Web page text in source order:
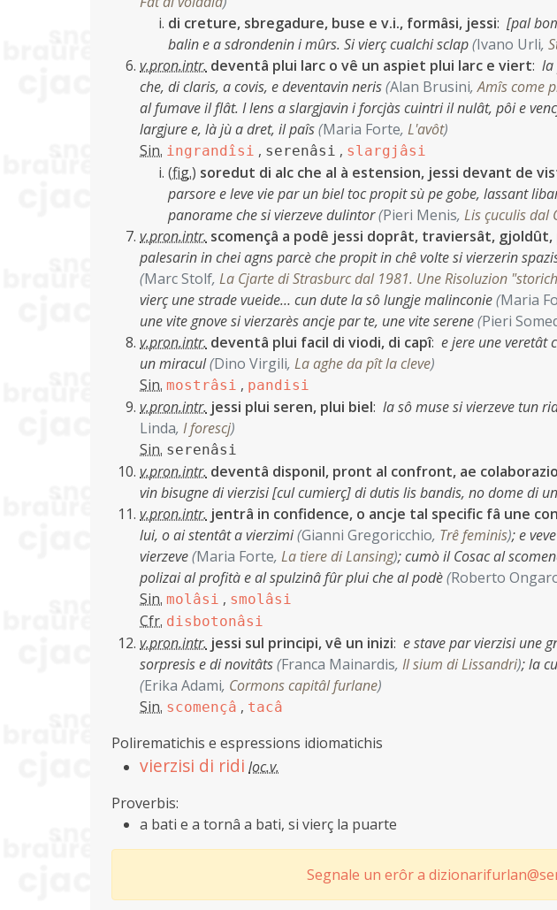
di creture, sbregadure, buse e v.i., formâsi, jessi: [pal
balin e a sdrondenin i mûrs. Si vierç cualchi sclap(Ivano Urli,
v.pron.intr. deventâ plui larc o vê un aspiet plui larc e viert: la
che, di claris, a covis, e deventavin neris(Alan Brusini,Amîs come
al fumave il flât. I lens a slargjavin i forcjàs cuintri il nulât, pôi e
largjure e, là jù a dret, il paîs(Maria Forte, L'avôt)
Sin. ingrandîsi , serenâsi , slargjâsi
(fig.) soredut di alc che al à estension, jessi devant de
parsore e leve vie par un biel toc propit sù pe gobe, lassant
panorame che si vierzeve dulintor(Pieri Menis, Lis çuculis dal
v.pron.intr. scomençâ a podê jessi doprât, traviersât,
palesarin in chei agns parcè che propit in chê volte si vierzerin
(Marc Stolf, La Cjarte di Strasburc dal 1981. Une Risoluzion
vierç une strade vueide… cun dute la sô lungje malinconie(Maria
une vite gnove si vierzarès ancje par te, une vite serene(Pieri
v.pron.intr. deventâ plui facil di viodi, di capî: e jere une veretât
un miracul(Dino Virgili, La aghe da pît la cleve)
Sin. mostrâsi , pandisi
v.pron.intr. jessi plui seren, plui biel: la sô muse si vierzeve tun
Linda, I forescj)
Sin. serenâsi
v.pron.intr. deventâ disponil, pront al confront, ae
vin bisugne di vierzisi [cul cumierç] di dutis lis bandis, no dome di
v.pron.intr. jentrâ in confidence, o ancje tal specific fâ une
lui, o ai stentât a vierzimi(Gianni Gregoricchio, Trê feminis);e
vierzeve(Maria Forte, La tiere di Lansing);cumò il Cosac al
polizai al profità e al spulzinâ fûr plui che al podè(Roberto
Sin. molâsi , smolâsi
Cfr. disbotonâsi
v.pron.intr. jessi sul principi, vê un inizi: e stave par vierzisi une
sorpresis e di novitâts(Franca Mainardis, Il sium di Lissandri);la
(Erika Adami, Cormons capitâl furlane)
Sin. scomençâ , tacâ
Polirematichis e espressions idiomatichis
vierzisi di ridi loc.v.
Proverbis:
a bati e a tornâ a bati, si vierç la puarte
Segnale un erôr a